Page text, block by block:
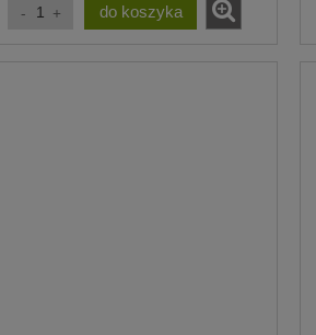
do koszyka